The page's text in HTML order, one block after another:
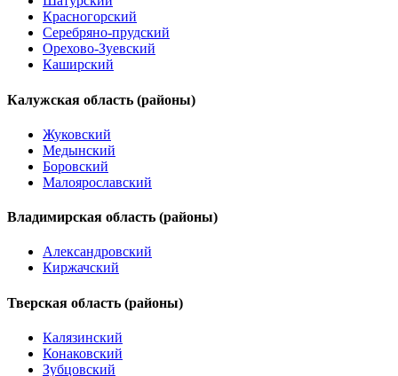
Красногорский
Серебряно-прудский
Орехово-Зуевский
Каширский
Калужская область (районы)
Жуковский
Медынский
Боровский
Малоярославский
Владимирская область (районы)
Александровский
Киржачский
Тверская область (районы)
Калязинский
Конаковский
Зубцовский